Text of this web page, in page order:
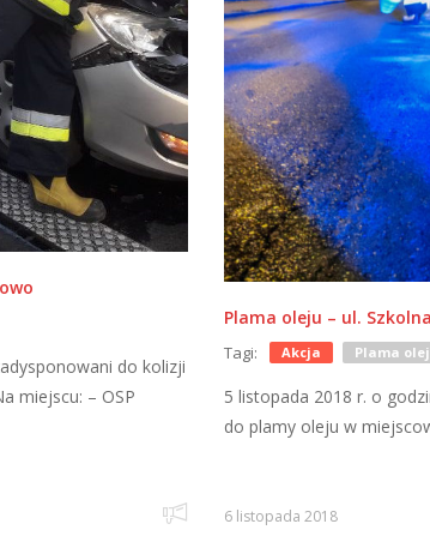
do kolizji
miejscu: – OSP
Plama oleju – ul.
Tagi: Akcja Plama
5 listopada 2018 r. o
do plamy oleju w
6 listopada 2018